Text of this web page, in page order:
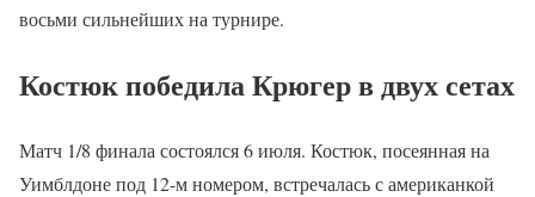
восьми сильнейших на турнире.
Костюк победила Крюгер в двух сетах
Матч 1/8 финала состоялся 6 июля. Костюк, посеянная на
Уимблдоне под 12-м номером, встречалась с американкой